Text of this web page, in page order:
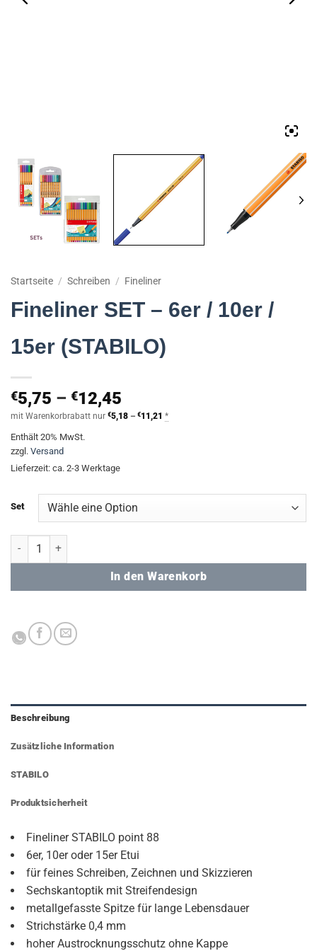
Startseite / Schreiben / Fineliner
Fineliner SET – 6er / 10er /
15er (STABILO)
€5,75 – €12,45
€5,75
mit Warenkorbrabatt nur €5,18 – €11,21 Preisspanne:
*
Enthält 20% MwSt.
zzgl. Versand
Lieferzeit: ca. 2-3 Werktage
Set
Fineliner SET - 6er / 10er / 15er (STABILO) Menge
In den Warenkorb
Beschreibung
Zusätzliche Information
STABILO
Produktsicherheit
Fineliner STABILO point 88
6er, 10er oder 15er Etui
für feines Schreiben, Zeichnen und Skizzieren
Sechskantoptik mit Streifendesign
metallgefasste Spitze für lange Lebensdauer
Strichstärke 0,4 mm
hoher Austrocknungsschutz ohne Kappe